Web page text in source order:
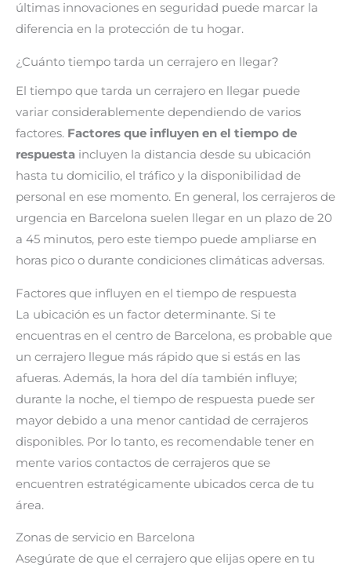
últimas innovaciones en seguridad puede marcar la
diferencia en la protección de tu hogar.
¿Cuánto tiempo tarda un cerrajero en llegar?
El tiempo que tarda un cerrajero en llegar puede
variar considerablemente dependiendo de varios
factores. Factores que influyen en el tiempo de
respuesta incluyen la distancia desde su ubicación
hasta tu domicilio, el tráfico y la disponibilidad de
personal en ese momento. En general, los cerrajeros de
urgencia en Barcelona suelen llegar en un plazo de 20
a 45 minutos, pero este tiempo puede ampliarse en
horas pico o durante condiciones climáticas adversas.
Factores que influyen en el tiempo de respuesta
La ubicación es un factor determinante. Si te
encuentras en el centro de Barcelona, es probable que
un cerrajero llegue más rápido que si estás en las
afueras. Además, la hora del día también influye;
durante la noche, el tiempo de respuesta puede ser
mayor debido a una menor cantidad de cerrajeros
disponibles. Por lo tanto, es recomendable tener en
mente varios contactos de cerrajeros que se
encuentren estratégicamente ubicados cerca de tu
área.
Zonas de servicio en Barcelona
Asegúrate de que el cerrajero que elijas opere en tu